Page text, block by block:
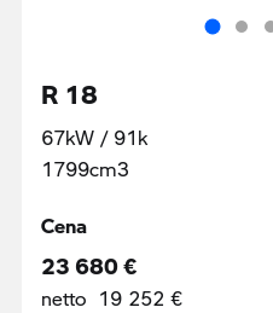
R 18
67kW / 91k
1799cm3
Cena
23 680 €
netto 19 252 €